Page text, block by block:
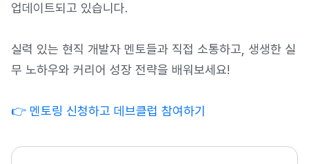
업데이트되고 있습니다.
실력 있는 현직 개발자 멘토들과 직접 소통하고, 생생한 실
무 노하우와 커리어 성장 전략을 배워보세요!
👉 멘토링 신청하고 데브클럽 참여하기